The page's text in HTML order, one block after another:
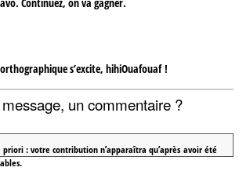
s’excite, hihiOuafouaf !
un commentaire ?
: votre contribution n’apparaîtra qu’après avoir été